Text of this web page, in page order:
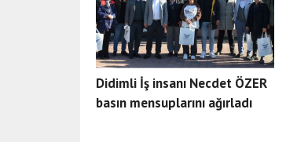
Didimli İş insanı Necdet ÖZER
basın mensuplarını ağırladı